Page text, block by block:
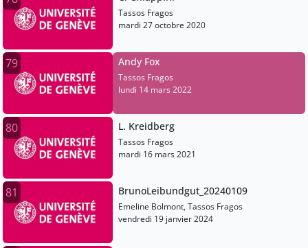
Tassos Fragos
mardi 27 octobre 2020
79 Andy Fox
Tassos Fragos
lundi 14 mars 2022
80 L. Kreidberg
Tassos Fragos
mardi 16 mars 2021
81 BrunoLeibundgut_20240109
Emeline Bolmont, Tassos Fragos
vendredi 19 janvier 2024